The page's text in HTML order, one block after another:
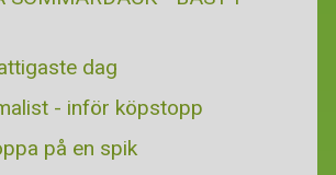
dag
- inför köpstopp
på en spik